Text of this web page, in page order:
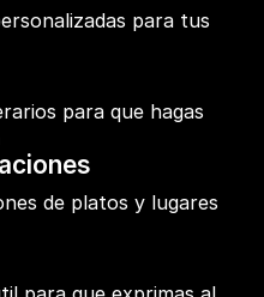
para tus
para que hagas
de platos y lugares